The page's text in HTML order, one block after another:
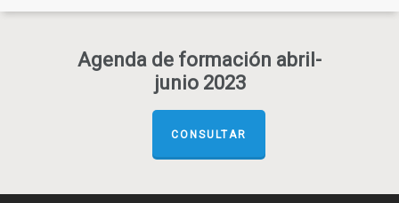
Agenda de formación abril-
junio 2023
CONSULTAR